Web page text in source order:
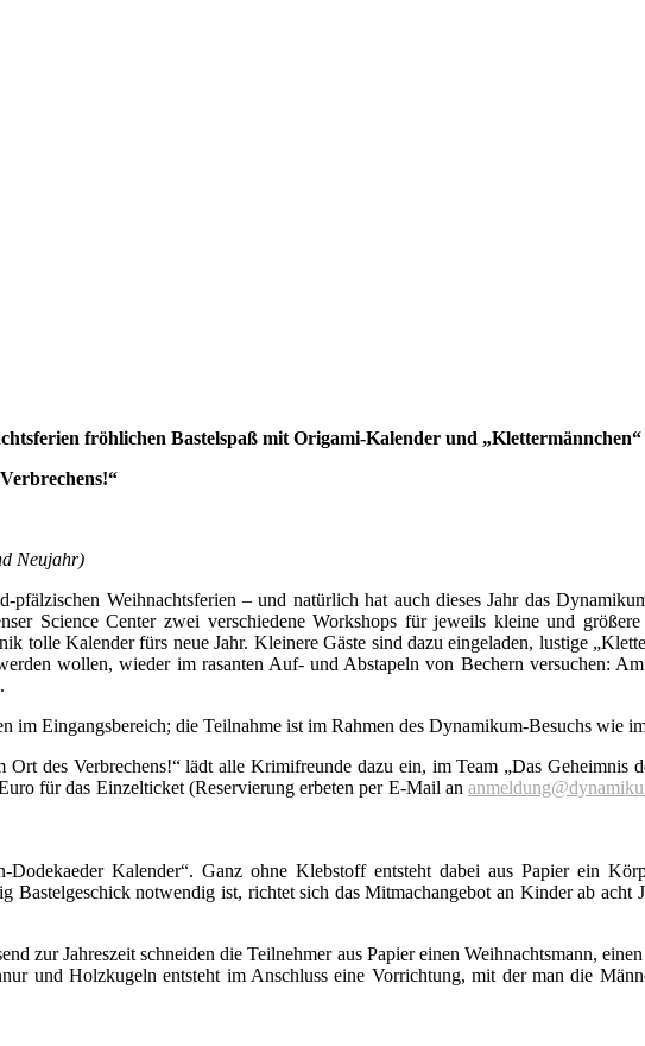
fröhlichen Bastelspaß mit Origami-Kalender und „Klettermännchen“
Neujahr)
pfälzischen Weihnachtsferien – und natürlich hat auch dieses Jahr das
Science Center zwei verschiedene Workshops für jeweils kleine und
tolle Kalender fürs neue Jahr. Kleinere Gäste sind dazu eingeladen, lustige
wollen, wieder im rasanten Auf- und Abstapeln von Bechern versuchen:
im Eingangsbereich; die Teilnahme ist im Rahmen des Dynamikum-Besuchs wie
des Verbrechens!“ lädt alle Krimifreunde dazu ein, im Team „Das Geheimnis
für das Einzelticket (Reservierung erbeten per E-Mail an
Dodekaeder Kalender“. Ganz ohne Klebstoff entsteht dabei aus Papier ein
notwendig ist, richtet sich das Mitmachangebot an Kinder ab acht
zur Jahreszeit schneiden die Teilnehmer aus Papier einen Weihnachtsmann,
und Holzkugeln entsteht im Anschluss eine Vorrichtung, mit der man die